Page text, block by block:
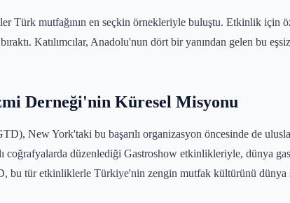
Türk mutfağının en seçkin örnekleriyle buluştu. Etkinlik için
Katılımcılar, Anadolu'nun dört bir yanından gelen bu
Derneği'nin Küresel Misyonu
New York'taki bu başarılı organizasyon öncesinde de
düzenlediği Gastroshow etkinlikleriyle, dünya
bu tür etkinliklerle Türkiye'nin zengin mutfak kültürünü dünya